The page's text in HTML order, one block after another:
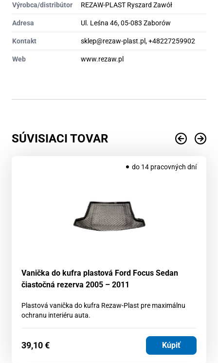
Výrobca/distribútor REZAW-PLAST Ryszard Zawół
Adresa Ul. Leśna 46, 05-083 Zaborów
Kontakt sklep@rezaw-plast.pl, +48227259902
Web www.rezaw.pl
SÚVISIACI TOVAR
do 14 pracovných dní
Vanička do kufra plastová Ford Focus Sedan
čiastočná rezerva 2005 – 2011
Plastová vanička do kufra Rezaw-Plast pre maximálnu
ochranu interiéru auta.
39,10€ Kúpiť